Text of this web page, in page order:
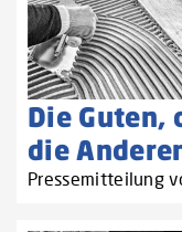
Die Guten,
die
Pressemitteilung